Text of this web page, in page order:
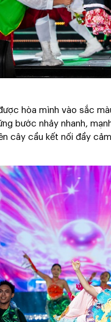
hòa mình vào sắc
bước nhảy nhanh,
cây cầu kết nối đầy